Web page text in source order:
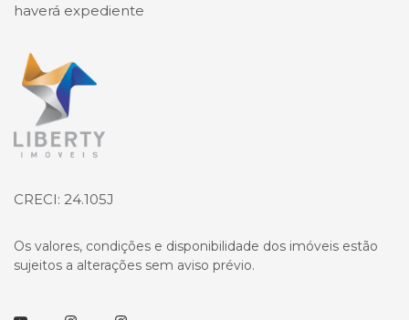
haverá expediente
Página inicial
CRECI: 24.105J
Os valores, condições e disponibilidade dos imóveis estão
sujeitos a alterações sem aviso prévio.